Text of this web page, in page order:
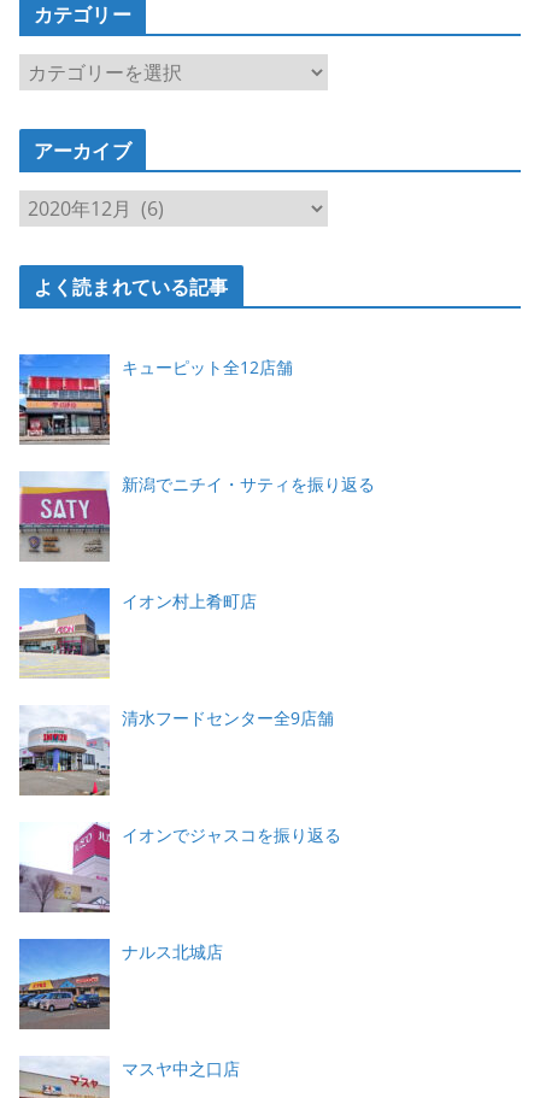
カテゴリー
カ
テ
ゴ
ー
アーカイブ
ア
ー
カ
よく読まれている記事
キューピット全12店舗
新潟でニチイ・サティを振り返る
イオン村上肴町店
清水フードセンター全9店舗
イオンでジャスコを振り返る
ナルス北城店
マスヤ中之口店